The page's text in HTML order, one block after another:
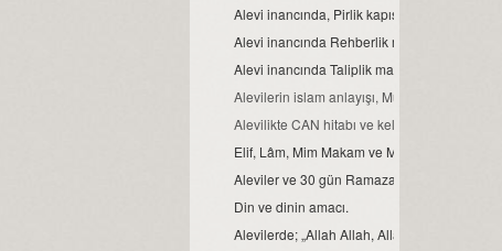
Alevi inancında, Pirlik kapısı.
Alevi inancında Rehberlik makamı
Alevi inancında Taliplik makamı
Alevilerin islam anlayışı, Muhammed Ali
Alevilikte CAN hitabı ve kelime manası
Elif, Lâm, Mim Makam ve Manaları
Aleviler ve 30 gün Ramazan orucu.
Din ve dinin amacı.
Alevilerde; „Allah Allah, Allah eyvallah, Aşk